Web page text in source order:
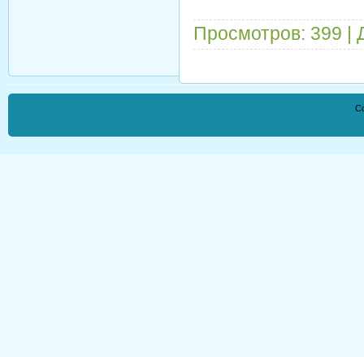
Просмотров: 399 |